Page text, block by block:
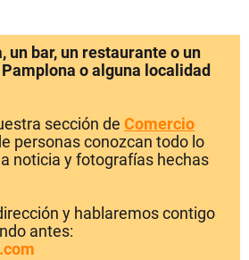
un bar, un restaurante o un
o alguna localidad
sección de Comercio
personas conozcan todo lo
noticia y fotografías hechas
y hablaremos contigo
antes: